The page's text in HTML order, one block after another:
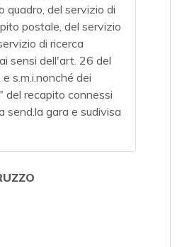
quadro, del servizio di
postale, del servizio
di ricerca
sensi dell'art. 26 del
s.m.i.nonché dei
del recapito connessi
send.la gara e sudivisa